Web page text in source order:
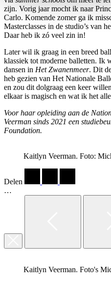
zijn. Vorig jaar mocht ik naar
Carlo. Komende zomer ga ik
Masterclasses in de studio’s van
Daar heb ik zó veel zin in!
Later wil ik graag in een breed
klassiek tot moderne balletten. Ik
dansen in Het Zwanenmeer. Dit
heb gezien van Het Nationale
en zou dit dolgraag een keer
elkaar is magisch en wat ik het
Voor haar opleiding aan de
Veerman sinds 2021 een
Foundation.
Kaitlyn Veerman. Foto:
Delen
…
Kaitlyn Veerman. Foto's